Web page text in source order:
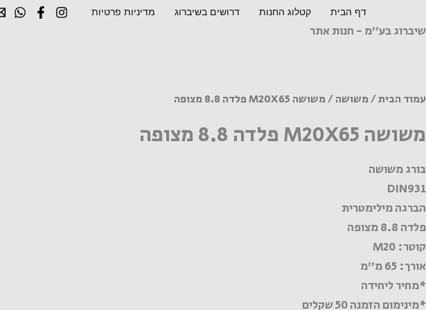
לתוכן
דף הבית קטלוג החנות דרושים בשיברוג מדיניות פרטיות
שיברוג בע"מ - חנות אתר
עמוד הבית/משושה/ משושה M20X65 פלדה 8.8 מצופה
משושה M20X65 פלדה 8.8 מצופה
בורג משושה
DIN931
הברגה מילימטרית
פלדה 8.8 מצופה
קוטר: M20
אורך: 65 מ"מ
*מחיר ליחידה
*מינימום הזמנה 50 שקלים
כמות
8.8